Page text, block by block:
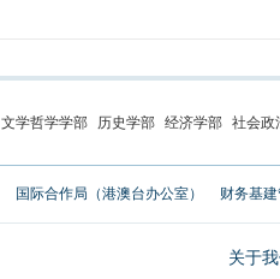
文学哲学学部 历史学部 经济学部 社会政
国际合作局（港澳台办公室） 财务基
关于